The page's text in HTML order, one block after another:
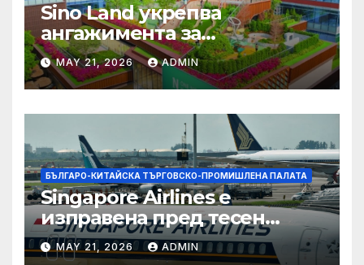
Sino Land укрепва
ангажимента за
устойчивост с глобално
признание
MAY 21, 2026 ADMIN
БЪЛГАРО-КИТАЙСКА ТЪРГОВСКО-ПРОМИШЛЕНА ПАЛАТА
Singapore Airlines е
изправена пред тесен
прозорец за спечелване на
пазарен дял от
MAY 21, 2026 ADMIN